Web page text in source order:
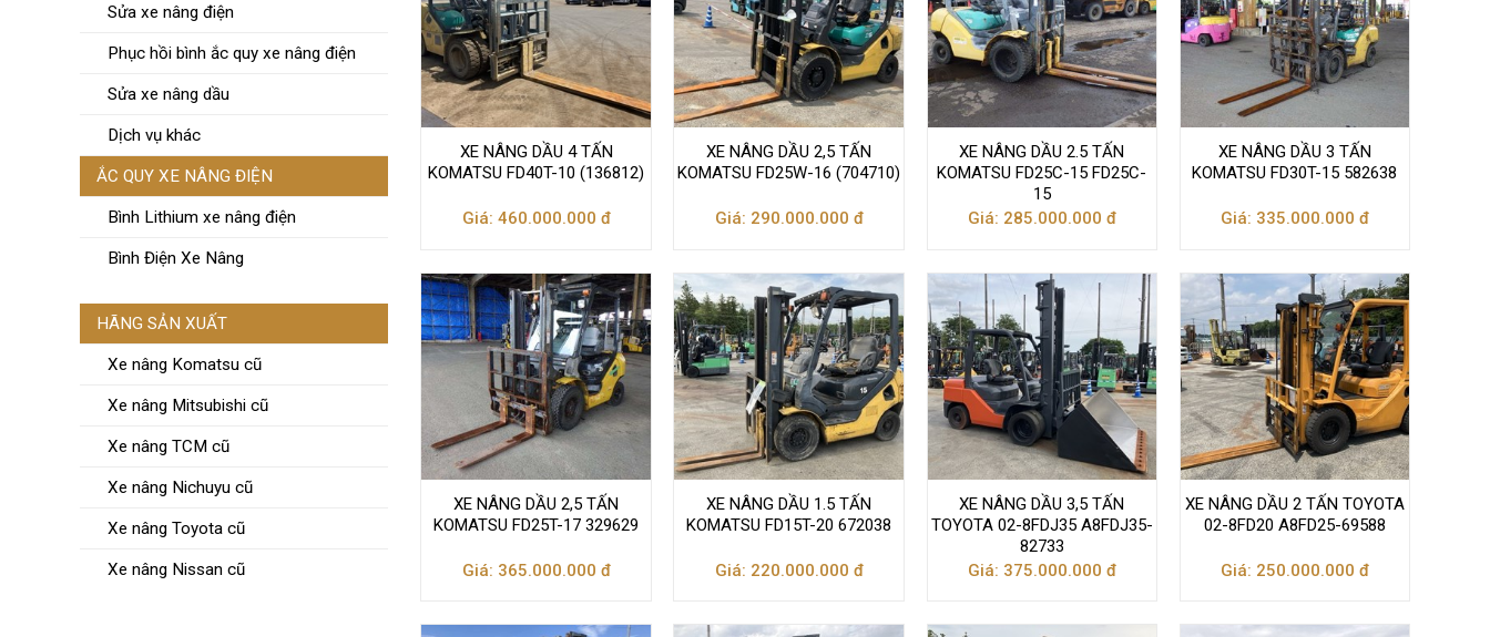
Sửa xe nâng điện
Phục hồi bình ắc quy xe nâng điện
Sửa xe nâng dầu
Dịch vụ khác
ẮC QUY XE NÂNG ĐIỆN
Bình Lithium xe nâng điện
Bình Điện Xe Nâng
HÃNG SẢN XUẤT
Xe nâng Komatsu cũ
Xe nâng Mitsubishi cũ
Xe nâng TCM cũ
Xe nâng Nichuyu cũ
Xe nâng Toyota cũ
Xe nâng Nissan cũ
XE NÂNG DẦU 4 TẤN
KOMATSU FD40T-10 (136812)
Giá: 460.000.000 đ
XE NÂNG DẦU 2,5 TẤN
KOMATSU FD25W-16 (704710)
Giá: 290.000.000 đ
XE NÂNG DẦU 2.5 TẤN
KOMATSU FD25C-15 FD25C-
15
Giá: 285.000.000 đ
XE NÂNG DẦU 3 TẤN
KOMATSU FD30T-15 582638
Giá: 335.000.000 đ
XE NÂNG DẦU 2,5 TẤN
KOMATSU FD25T-17 329629
Giá: 365.000.000 đ
XE NÂNG DẦU 1.5 TẤN
KOMATSU FD15T-20 672038
Giá: 220.000.000 đ
XE NÂNG DẦU 3,5 TẤN
TOYOTA 02-8FDJ35 A8FDJ35-
82733
Giá: 375.000.000 đ
XE NÂNG DẦU 2 TẤN TOYOTA
02-8FD20 A8FD25-69588
Giá: 250.000.000 đ